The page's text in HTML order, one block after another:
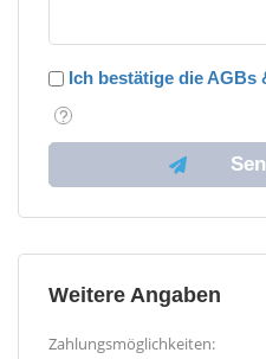
Ich bestätige die
Weitere Angaben
Zahlungsmöglichkeiten: